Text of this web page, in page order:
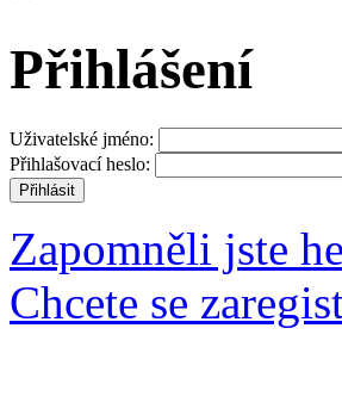
Přihlášení
Uživatelské jméno:
Přihlašovací heslo:
Zapomněli jste
Chcete se